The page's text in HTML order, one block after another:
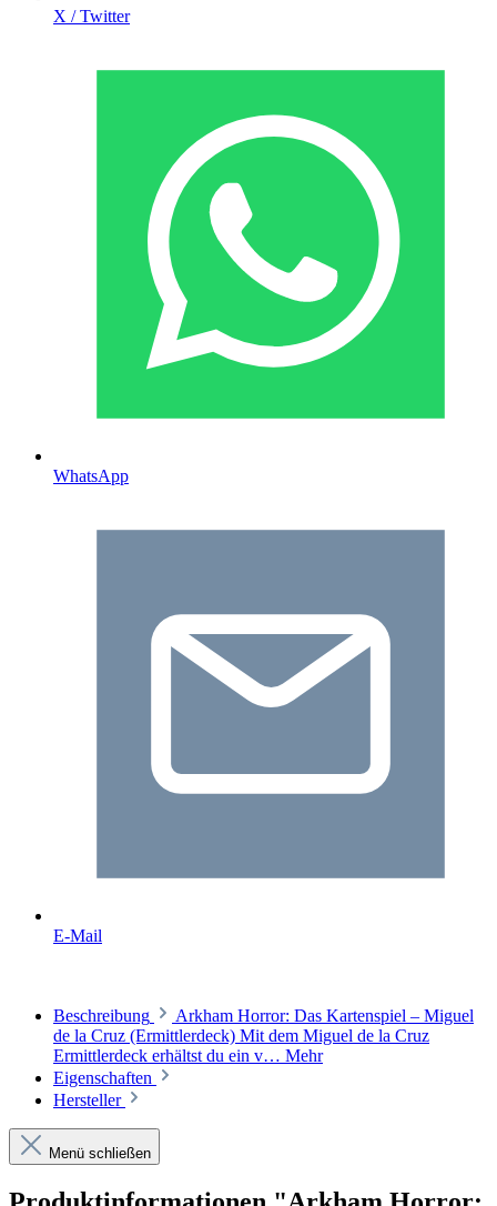
X / Twitter
WhatsApp
E-Mail
Beschreibung
Arkham Horror: Das Kartenspiel – Miguel
de la Cruz (Ermittlerdeck) Mit dem Miguel de la Cruz
Ermittlerdeck erhältst du ein v… Mehr
Eigenschaften
Hersteller
Menü schließen